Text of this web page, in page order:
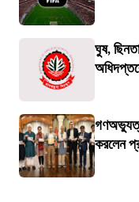
ঘুষ,
করলেন